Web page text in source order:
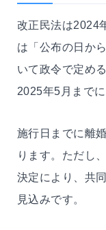
改正民法は2024
は「公布の日か
いて政令で定め
2025年5月まで
施行日までに離
ります。ただし
決定により、共
見込みです。